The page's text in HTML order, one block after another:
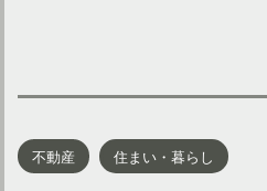
不動産 住まい・暮らし